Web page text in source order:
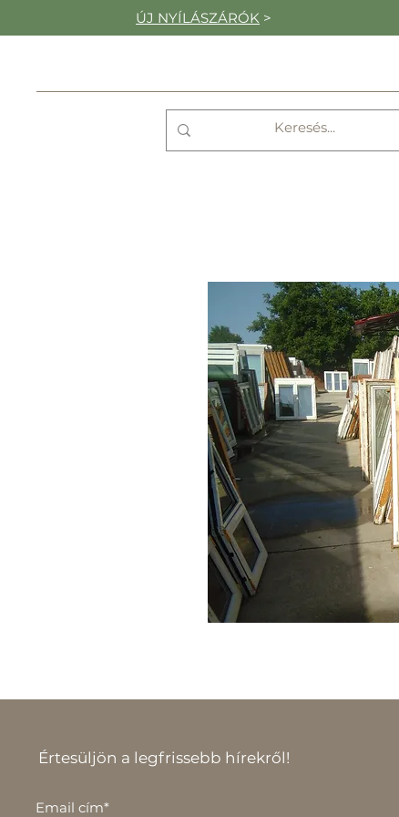
ÚJ NYÍLÁSZÁRÓK >
Értesüljön a legfrissebb hírekről!
Email cím*